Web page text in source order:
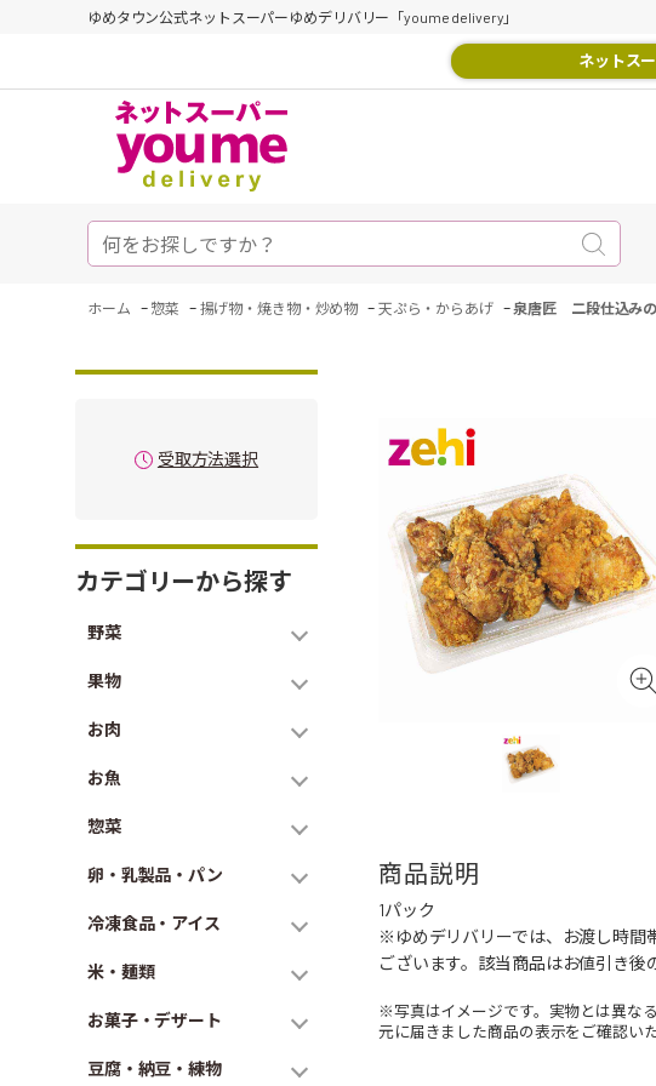
ゆめタウン公式ネットスーパーゆめデリバリー「youme delivery」
ネットス
ホーム - 惣菜 - 揚げ物・焼き物・炒め物 - 天ぷら・からあげ -泉唐匠 二段仕込み
受取方法選択
カテゴリーから探す
野菜
果物
お肉
お魚
惣菜
卵・乳製品・パン
冷凍食品・アイス
米・麺類
お菓子・デザート
豆腐・納豆・練物
商品説明
1パック
※ゆめデリバリーでは、お渡し時間
ございます。該当商品はお値引き後
※写真はイメージです。実物とは異な
元に届きました商品の表示をご確認い